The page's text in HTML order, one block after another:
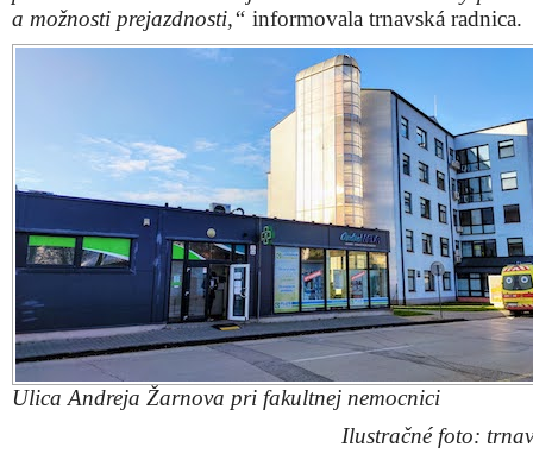
a možnosti prejazdnosti,“ informovala trnavská radnica.
Ulica Andreja Žarnova pri fakultnej nemocnici
Ilustračné foto: